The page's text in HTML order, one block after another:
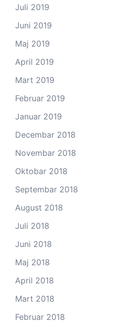
Juli 2019
Juni 2019
Maj 2019
April 2019
Mart 2019
Februar 2019
Januar 2019
Decembar 2018
Novembar 2018
Oktobar 2018
Septembar 2018
August 2018
Juli 2018
Juni 2018
Maj 2018
April 2018
Mart 2018
Februar 2018